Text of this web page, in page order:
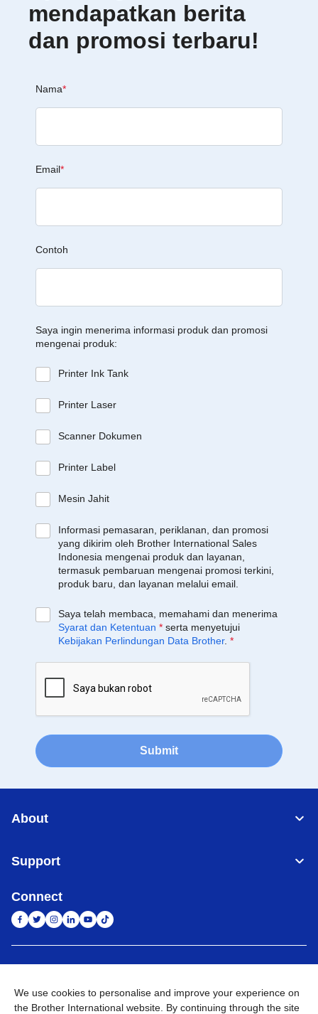
mendapatkan berita
dan promosi terbaru!
Nama*
Email*
Contoh
Saya ingin menerima informasi produk dan promosi
mengenai produk:
Printer Ink Tank
Printer Laser
Scanner Dokumen
Printer Label
Mesin Jahit
Informasi pemasaran, periklanan, dan promosi
yang dikirim oleh Brother International Sales
Indonesia mengenai produk dan layanan,
termasuk pembaruan mengenai promosi terkini,
produk baru, dan layanan melalui email.
Saya telah membaca, memahami dan menerima
Syarat dan Ketentuan * serta menyetujui
Kebijakan Perlindungan Data Brother. *
Submit
About
Support
Connect
Privacy Policy Ketentuan Penggunaan Site Map Kunjungi Situs Global
We use cookies to personalise and improve your experience on
the Brother International website. By continuing through the site